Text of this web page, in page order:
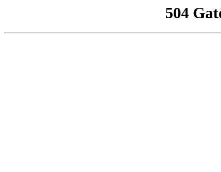
504